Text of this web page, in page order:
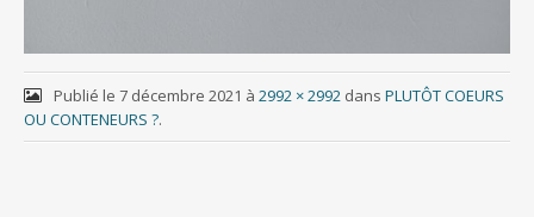
Publié le 7 décembre 2021 à 2992 × 2992dans PLUTÔT COEURS
OU CONTENEURS ?.